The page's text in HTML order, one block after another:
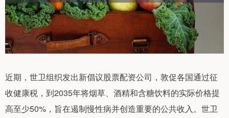
近期，世卫组织发出新倡议股票配资公司，敦促各国通过征
收健康税，到2035年将烟草、酒精和含糖饮料的实际价格提
高至少50%，旨在遏制慢性病并创造重要的公共收入。世卫